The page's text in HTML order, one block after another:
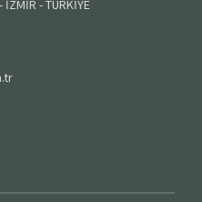
- TÜRKİYE